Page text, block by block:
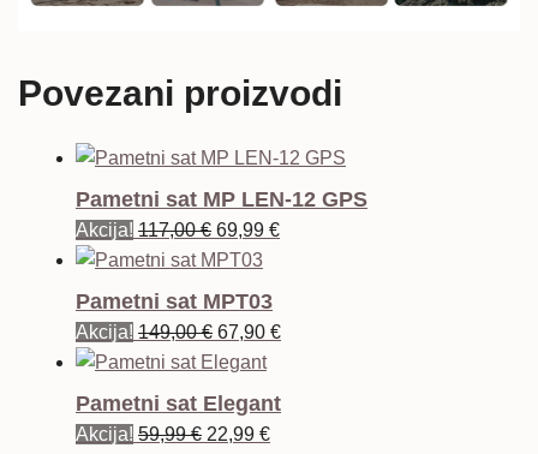
Povezani proizvodi
Pametni sat MP LEN-12 GPS
Akcija! 117,00€ Izvorna
cijena
69,99 €Trenutna
Pametni sat MPT03
Akcija! 149,00€ Izvorna
cijena
bila
67,90 €Trenutna
Pametni sat Elegant
Akcija! 59,99€ Izvorna
22,99 €Trenutna